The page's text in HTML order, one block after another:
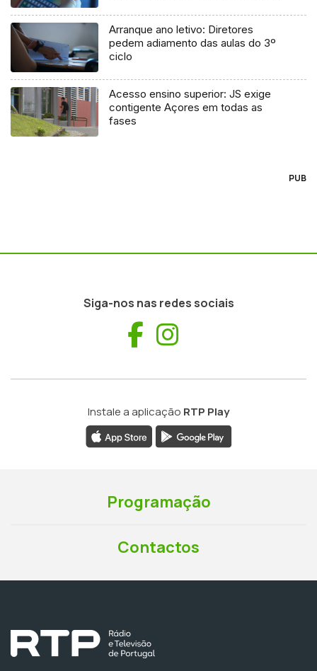
Arranque ano letivo: Diretores
pedem adiamento das aulas do 3º
ciclo
Acesso ensino superior: JS exige
contigente Açores em todas as
fases
PUB
Siga-nos nas redes sociais
Facebook
Instale a aplicação RTP Play
Programação
Contactos